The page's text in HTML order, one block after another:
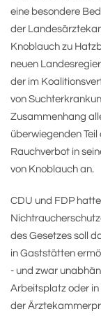
eine besondere
der
Knoblauch zu
neuen
der im
von
Zusammenhang
überwiegenden
Rauchverbot in
von Knoblauch an.
CDU und FDP
des Gesetzes soll
in Gaststätten
- und zwar
Arbeitsplatz oder
der